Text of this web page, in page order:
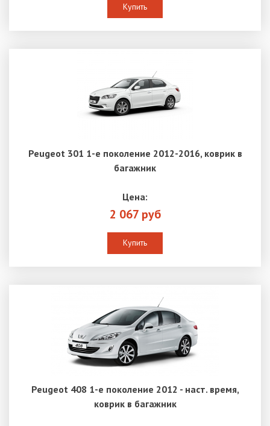
Купить
Peugeot 301 1-е поколение 2012-2016, коврик в
багажник
Цена:
2 067 руб
Купить
Peugeot 408 1-е поколение 2012 - наст. время,
коврик в багажник